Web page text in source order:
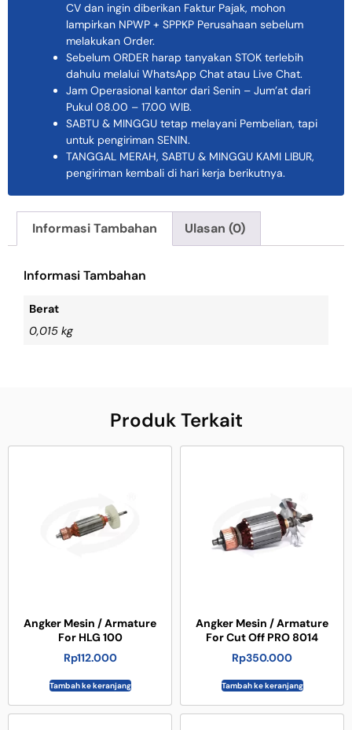
CV dan ingin diberikan Faktur Pajak, mohon
lampirkan NPWP + SPPKP Perusahaan sebelum
melakukan Order.
Sebelum ORDER harap tanyakan STOK terlebih
dahulu melalui WhatsApp Chat atau Live Chat.
Jam Operasional kantor dari Senin – Jum’at dari
Pukul 08.00 – 17.00 WIB.
SABTU & MINGGU tetap melayani Pembelian, tapi
untuk pengiriman SENIN.
TANGGAL MERAH, SABTU & MINGGU KAMI LIBUR,
pengiriman kembali di hari kerja berikutnya.
Informasi Tambahan Ulasan (0)
Informasi Tambahan
Berat
0,015 kg
Produk Terkait
Angker Mesin / Armature
For HLG 100
Rp112.000
Tambah ke keranjang
Angker Mesin / Armature
For Cut Off PRO 8014
Rp350.000
Tambah ke keranjang